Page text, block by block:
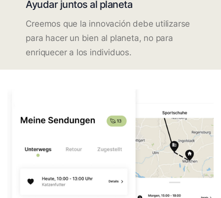
Ayudar juntos al planeta
Creemos que la innovación debe utilizarse
para hacer un bien al planeta, no para
enriquecer a los individuos.